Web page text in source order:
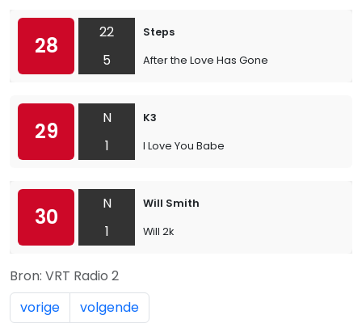
28
22
5
Steps
After the Love Has Gone
29
N
1
K3
I Love You Babe
30
N
1
Will Smith
Will 2k
Bron: VRT Radio 2
vorige
volgende